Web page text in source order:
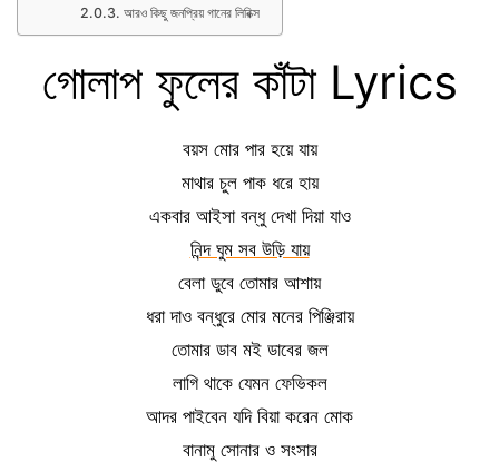
আরও কিছু জনপ্রিয় গানের লিরিক্স
গোলাপ ফুলের কাঁটা Lyrics
বয়স মোর পার হয়ে যায়
মাথার চুল পাক ধরে হায়
একবার আইসা বন্ধু দেখা দিয়া যাও
নিন্দ ঘুম সব উড়ি যায়
বেলা ডুবে তোমার আশায়
ধরা দাও বন্ধুরে মোর মনের পিঞ্জিরায়
তোমার ডাব মই ডাবের জল
লাগি থাকে যেমন ফেভিকল
আদর পাইবেন যদি বিয়া করেন মোক
বানামু সোনার ও সংসার